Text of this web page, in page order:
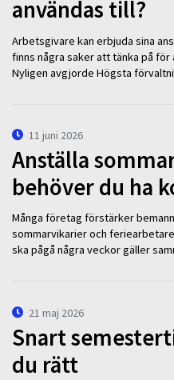
användas till?
Arbetsgivare kan erbjuda sina
finns några saker att tänka på
Nyligen avgjorde Högsta
11 juni 2026
Anställa
behöver du ha
Många företag förstärker
sommarvikarier och
ska pågå några veckor gäller
21 maj 2026
Snart
du rätt